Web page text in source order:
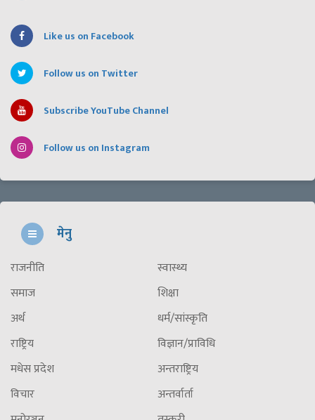
Like us on Facebook
Follow us on Twitter
Subscribe YouTube Channel
Follow us on Instagram
मेनु
राजनीति
समाज
अर्थ
राष्ट्रिय
मधेस प्रदेश
विचार
स्वास्थ्य
शिक्षा
धर्म/सांस्कृति
विज्ञान/प्राविधि
अन्तराष्ट्रिय
अन्तर्वार्ता